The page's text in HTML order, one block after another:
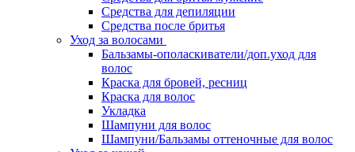
Средства для депиляции
Средства после бритья
Уход за волосами
Бальзамы-ополаскиватели/доп.уход для
волос
Краска для бровей, ресниц
Краска для волос
Укладка
Шампуни для волос
Шампуни/Бальзамы оттеночные для волос